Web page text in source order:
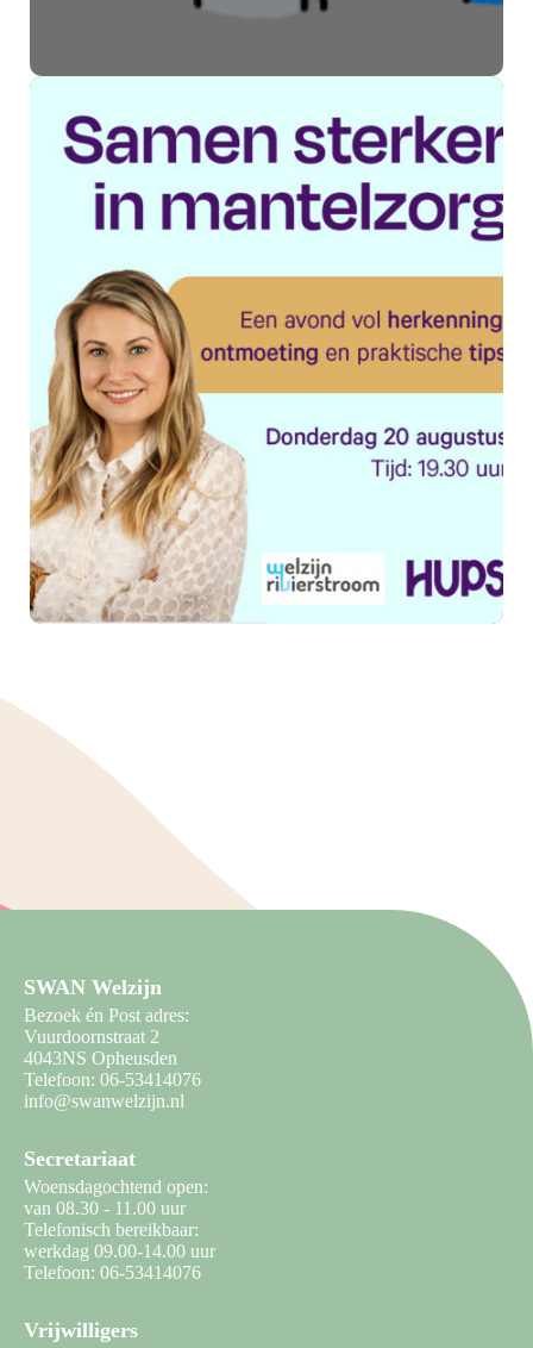
Swan Welzijn past activiteiten
in Kesteren aan
SWAN Welzijn
Bezoek én Post adres:
Vuurdoornstraat 2
4043NS Opheusden
Telefoon: 06-53414076
info@swanwelzijn.nl
Secretariaat
Woensdagochtend open:
van 08.30 - 11.00 uur
Telefonisch bereikbaar:
werkdag 09.00-14.00 uur
Telefoon: 06-53414076
Vrijwilligers